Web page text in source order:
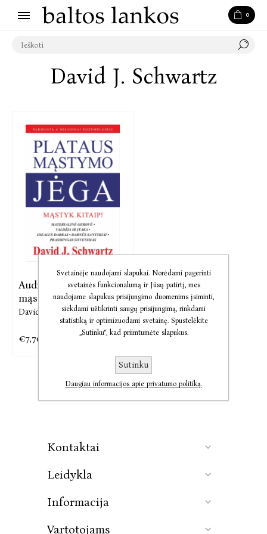
0
David J. Schwartz
Audio Plataus
mąstymo jėga
David J. Schwartz
€7,70
Kontaktai
Leidykla
Informacija
Vartotojams
Svetainėje naudojami slapukai. Norėdami pagerinti
svetainės funkcionalumą ir Jūsų patirtį, mes
naudojame slapukus prisijungimo duomenims įsiminti,
siekdami užtikrinti saugų prisijungimą, rinkdami
statistiką ir optimizuodami svetainę. Spustelėkite
„Sutinku“, kad priimtumėte slapukus.
Sutinku
Daugiau informacijos apie privatumo politiką.